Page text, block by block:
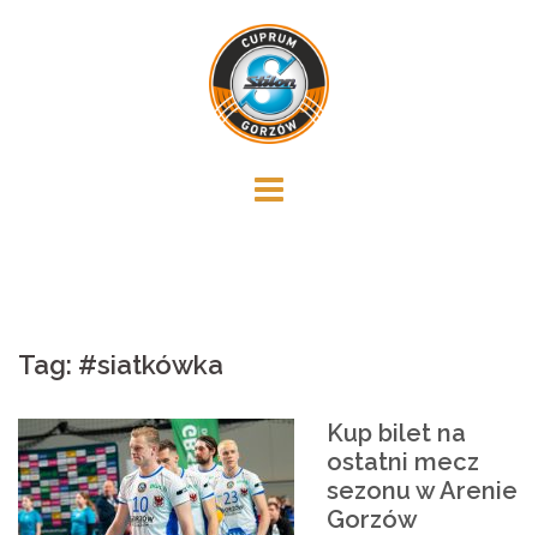
Tag: #siatkówka
Kup bilet na
ostatni mecz
sezonu w Arenie
Gorzów